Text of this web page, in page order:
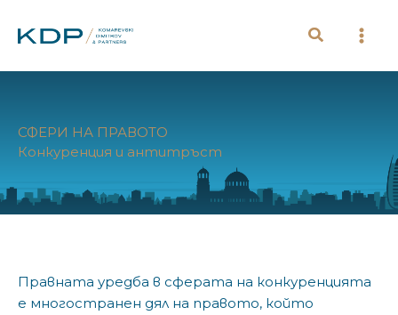
СФЕРИ НА ПРАВОТО
Конкуренция и антитръст
Правната уредба в сферата на конкуренцията
е многостранен дял на правото, който